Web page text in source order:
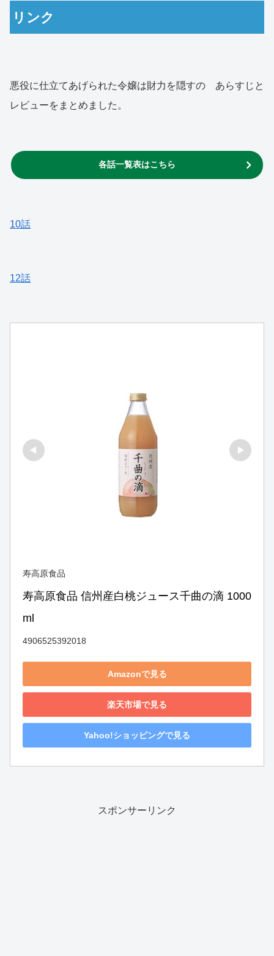
リンク
悪役に仕立てあげられた令嬢は財力を隠すの あらすじと
レビューをまとめました。
各話一覧表はこちら
10話
12話
寿高原食品
寿高原食品 信州産白桃ジュース千曲の滴 1000
ml
4906525392018
Amazonで見る
楽天市場で見る
Yahoo!ショッピングで見る
スポンサーリンク